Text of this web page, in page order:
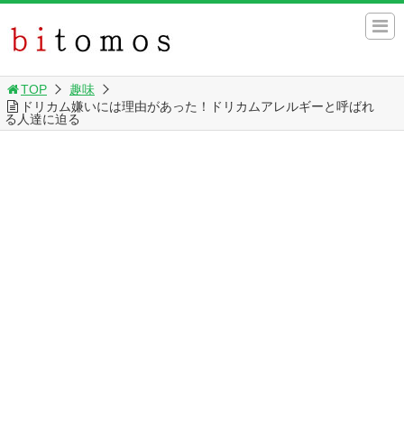
TOP
趣味
ドリカム嫌いには理由があった！ドリカムアレルギーと呼ばれ
る人達に迫る